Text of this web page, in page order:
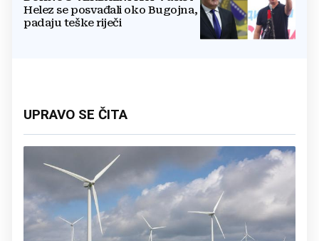
Helez se posvađali oko Bugojna,
padaju teške riječi
UPRAVO SE ČITA